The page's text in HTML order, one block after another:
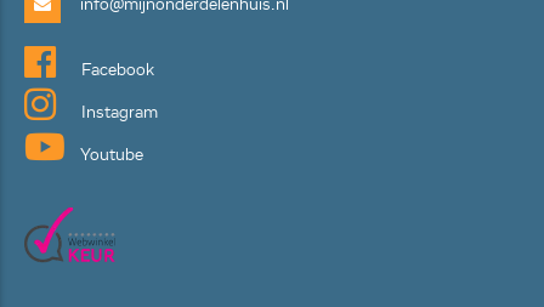
info@mijnonderdelenhuis.nl
Facebook
Instagram
Youtube